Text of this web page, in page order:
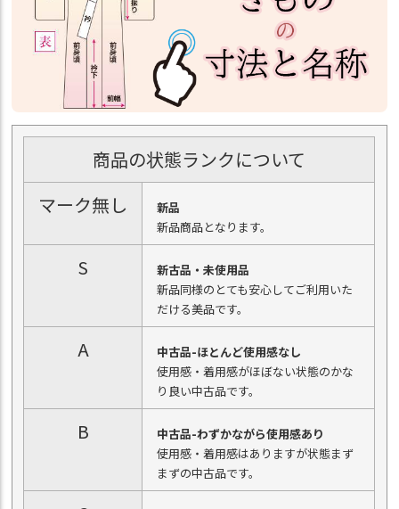
商品の状態ランクについて
マーク無し
新品
新品商品となります。
S
新古品・未使用品
新品同様のとても安心してご利用いた
だける美品です。
A
中古品-ほとんど使用感なし
使用感・着用感がほぼない状態のかな
り良い中古品です。
B
中古品-わずかながら使用感あり
使用感・着用感はありますが状態まず
まずの中古品です。